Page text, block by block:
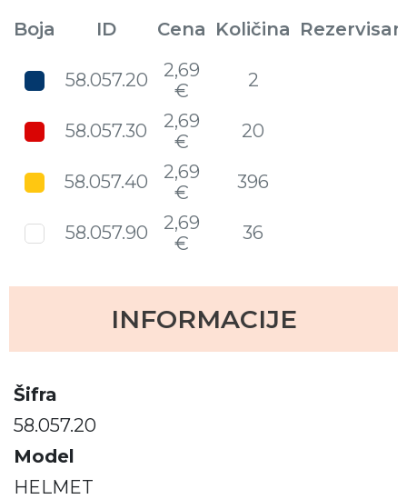
Boja ID Cena Količina
58.057.20
2,69
€
2
58.057.30
2,69
€
20
58.057.40
2,69
€
396
58.057.90
2,69
€
36
INFORMACIJE
Šifra
58.057.20
Model
HELMET